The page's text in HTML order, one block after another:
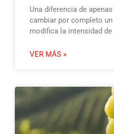
Una diferencia de
cambiar por completo
modifica la intensidad
VER MÁS »